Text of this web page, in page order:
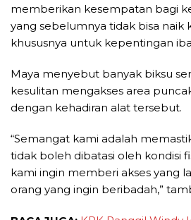
memberikan kesempatan bagi
yang sebelumnya tidak bisa naik
khususnya untuk kepentingan
Maya menyebut banyak biksu
kesulitan mengakses area
dengan kehadiran alat tersebut.
“Semangat kami adalah
tidak boleh dibatasi oleh kondisi
kami ingin memberi akses yang
orang yang ingin beribadah,”